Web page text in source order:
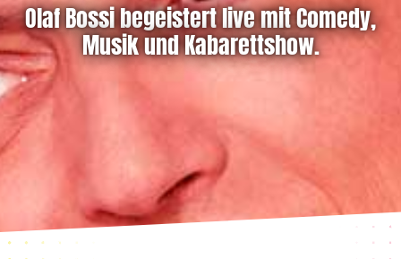
Olaf Bossi begeistert live mit Comedy,
Musik und Kabarettshow.